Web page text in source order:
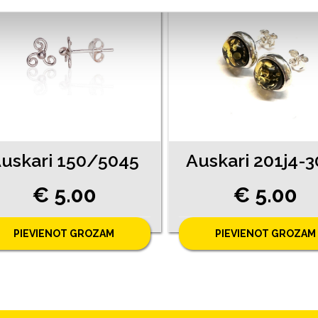
150/5045
€ 5.00
PIEVIENOT GROZAM
Auskari 201j4-
€ 5.00
PIEVIENOT GROZAM